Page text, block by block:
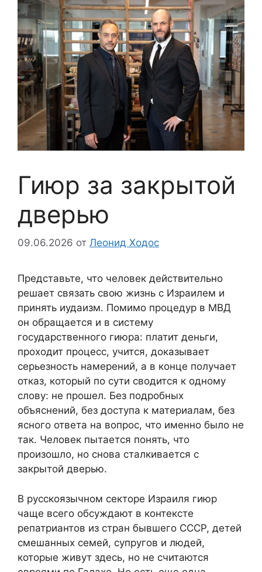
Гиюр за закрытой
дверью
09.06.2026 от Леонид Ходос
Представьте, что человек действительно
решает связать свою жизнь с Израилем и
принять иудаизм. Помимо процедур в МВД
он обращается и в систему
государственного гиюра: платит деньги,
проходит процесс, учится, доказывает
серьезность намерений, а в конце получает
отказ, который по сути сводится к одному
слову: не прошел. Без подробных
объяснений, без доступа к материалам, без
ясного ответа на вопрос, что именно было не
так. Человек пытается понять, что
произошло, но снова сталкивается с
закрытой дверью.
В русскоязычном секторе Израиля гиюр
чаще всего обсуждают в контексте
репатриантов из стран бывшего СССР, детей
смешанных семей, супругов и людей,
которые живут здесь, но не считаются